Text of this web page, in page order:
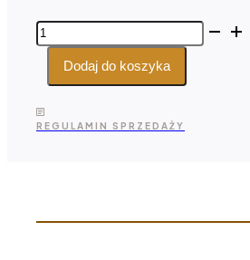
ilość
Vanilla
Custom
Gear
BikeSet
Folding
Dodaj do koszyka
REGULAMIN SPRZEDAŻY